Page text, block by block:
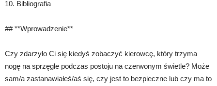
10. Bibliografia
## **Wprowadzenie**
Czy zdarzyło Ci się kiedyś zobaczyć kierowcę, który trzyma
nogę na sprzęgle podczas postoju na czerwonym świetle? Może
sam/a zastanawiałeś/aś się, czy jest to bezpieczne lub czy ma to